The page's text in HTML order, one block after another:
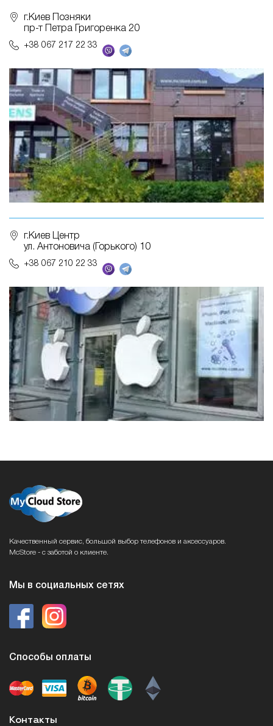
г.Киев Позняки
пр-т Петра Григоренка 20
+38 067 217 22 33
г.Киев Центр
ул. Антоновича (Горького) 10
+38 067 210 22 33
Качественный сервис, большой выбор телефонов и аксессуаров.
McStore - с заботой о клиенте.
Мы в социальных сетях
Способы оплаты
Контакты